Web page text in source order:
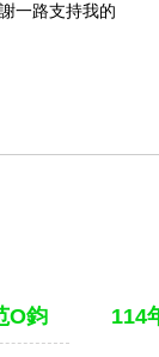
一路支持我的
O鈞 114